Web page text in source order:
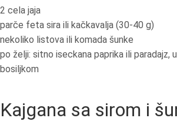
2 cela jaja
parče feta sira ili kačkavalja (30-40 g)
nekoliko listova ili komada šunke
po želji: sitno iseckana paprika ili paradajz,
bosiljkom
Kajgana sa sirom i